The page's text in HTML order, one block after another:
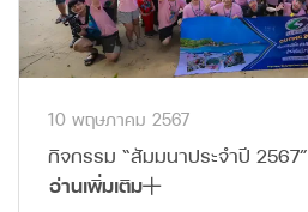
10 พฤษภาคม 2567
กิจกรรม “สัมมนาประจำปี 2567”
อ่านเพิ่มเติม